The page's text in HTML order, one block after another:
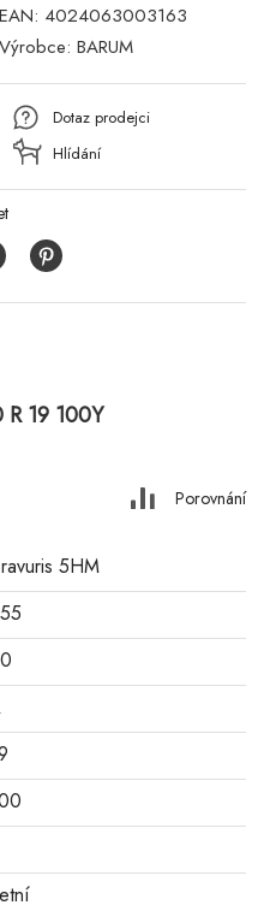
EAN: 4024063003163
Výrobce: BARUM
Dotaz prodejci
Hlídání
19 100Y
Porovnání
5HM